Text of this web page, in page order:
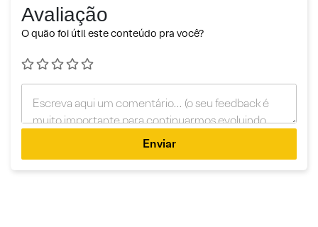
Avaliação
O quão foi útil este conteúdo pra você?
Enviar